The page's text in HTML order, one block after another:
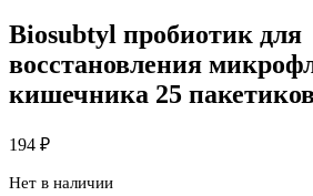
Biosubtyl пробиотик для
восстановления
кишечника 25
194 ₽
Нет в наличии